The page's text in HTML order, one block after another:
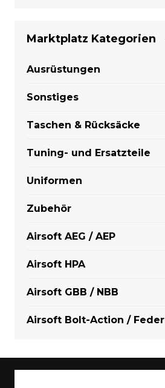
Marktplatz Kategorien
Ausrüstungen
Sonstiges
Taschen & Rücksäcke
Tuning- und Ersatzteile
Uniformen
Zubehör
Airsoft AEG / AEP
Airsoft HPA
Airsoft GBB / NBB
Airsoft Bolt-Action / Feder